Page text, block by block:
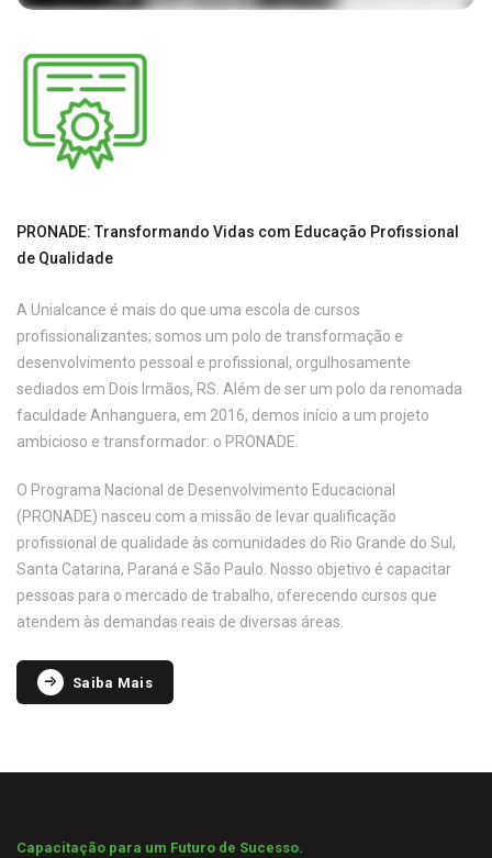
PRONADE: Transformando Vidas com Educação Profissional
de Qualidade
A Unialcance é mais do que uma escola de cursos
profissionalizantes; somos um polo de transformação e
desenvolvimento pessoal e profissional, orgulhosamente
sediados em Dois Irmãos, RS. Além de ser um polo da renomada
faculdade Anhanguera, em 2016, demos início a um projeto
ambicioso e transformador: o PRONADE.
O Programa Nacional de Desenvolvimento Educacional
(PRONADE) nasceu com a missão de levar qualificação
profissional de qualidade às comunidades do Rio Grande do Sul,
Santa Catarina, Paraná e São Paulo. Nosso objetivo é capacitar
pessoas para o mercado de trabalho, oferecendo cursos que
atendem às demandas reais de diversas áreas.
Saiba Mais
Capacitação para um Futuro de Sucesso.